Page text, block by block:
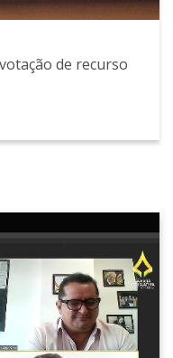
de recurso